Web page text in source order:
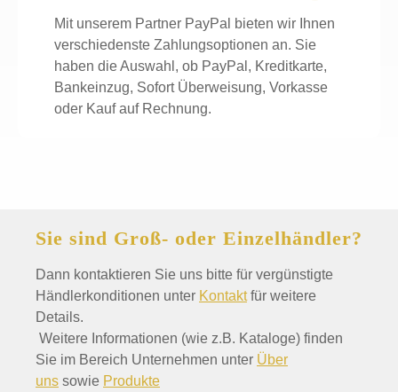
Mit unserem Partner PayPal bieten wir Ihnen
verschiedenste Zahlungsoptionen an. Sie
haben die Auswahl, ob PayPal, Kreditkarte,
Bankeinzug, Sofort Überweisung, Vorkasse
oder Kauf auf Rechnung.
Sie sind Groß- oder Einzelhändler?
Dann kontaktieren Sie uns bitte für vergünstigte
Händlerkonditionen unter Kontaktfür weitere
Details.
Weitere Informationen (wie z.B. Kataloge) finden
Sie im Bereich Unternehmen unter Über
uns sowie Produkte